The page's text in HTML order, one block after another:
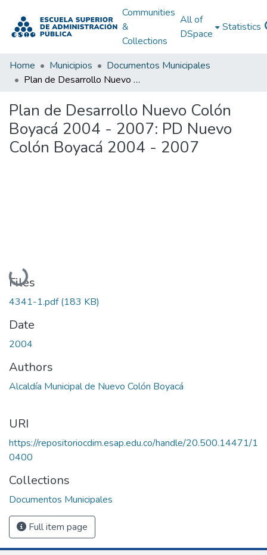
Communities
&
Collections
All of
DSpace
Statistics
Home Municipios
Documentos Municipales
Plan de Desarrollo Nuevo Colón Boyacá 2004 - 2007: PD Nuevo Colón Boyacá 2004 - 2007
Plan de Desarrollo Nuevo Colón
Boyacá 2004 - 2007: PD Nuevo
Colón Boyacá 2004 - 2007
Loading...
Files
4341-1.pdf(183 KB)
Date
2004
Authors
Alcaldía Municipal de Nuevo Colón Boyacá
URI
https://repositoriocdim.esap.edu.co/handle/20.500.14471/1
0400
Collections
Documentos Municipales
Full item page